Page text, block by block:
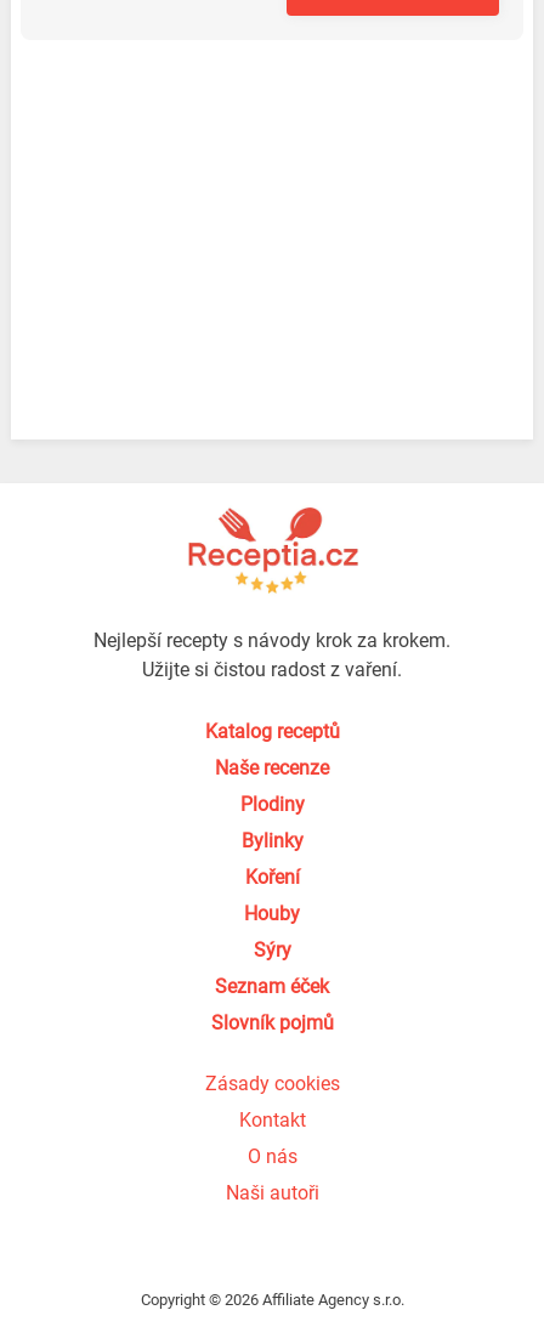
Nejlepší recepty s návody krok za krokem.
Užijte si čistou radost z vaření.
Katalog receptů
Naše recenze
Plodiny
Bylinky
Koření
Houby
Sýry
Seznam éček
Slovník pojmů
Zásady cookies
Kontakt
O nás
Naši autoři
Copyright © 2026 Affiliate Agency s.r.o.